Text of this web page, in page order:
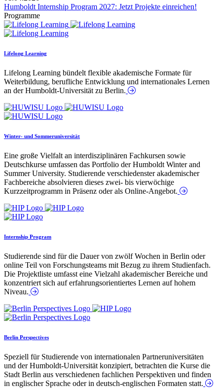
Humboldt Internship Program 2027: Jetzt Projekte einreichen!
Programme
Lifelong Learning
Lifelong Learning bündelt flexible akademische Formate für
Weiterbildung, berufliche Entwicklung und internationales Lernen
an der Humboldt-Universität zu Berlin.
Winter- und Sommeruniversität
Eine große Vielfalt an interdisziplinären Fachkursen sowie
Deutschkurse umfassen das Portfolio der Humboldt Winter and
Summer University. Studierende verschiedenster akademischer
Fachbereiche absolvieren dieses zwei- bis vierwöchige
Kurzzeitprogramm in Präsenz oder als Online-Angebot.
Internship Program
Studierende sind für die Dauer von zwölf Wochen in Berlin oder
online Teil von Forschungsteams mit Bezug zu ihrem Studienfach.
Die Projektliste umfasst eine Vielzahl akademischer Bereiche und
konzentriert sich auf erfahrungsorientiertes Lernen auf hohem
Niveau.
Berlin Perspectives
Speziell für Studierende von internationalen Partneruniversitäten
und der Humboldt-Universität konzipiert, betrachten die Kurse die
Stadt Berlin aus verschiedenen fachlichen Perspektiven und finden
in englischer Sprache oder in deutsch-englischen Formaten statt.